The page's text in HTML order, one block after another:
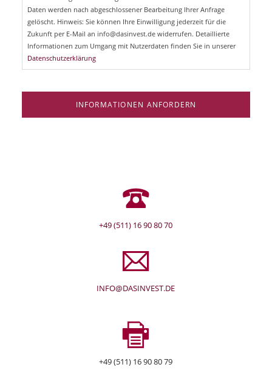
Daten werden nach abgeschlossener Bearbeitung Ihrer Anfrage
gelöscht. Hinweis: Sie können Ihre Einwilligung jederzeit für die
Zukunft per E-Mail an info@dasinvest.de widerrufen. Detaillierte
Informationen zum Umgang mit Nutzerdaten finden Sie in unserer
Datenschutzerklärung
INFORMATIONEN ANFORDERN
+49 (511) 16 90 80 70
INFO@DASINVEST.DE
+49 (511) 16 90 80 79